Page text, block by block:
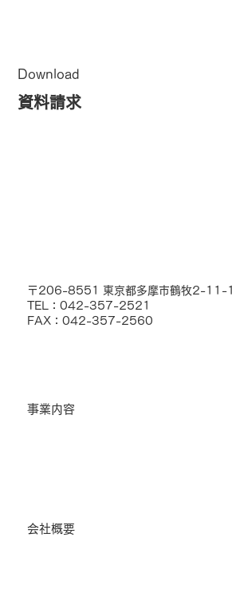
会社概要
事業内容
〒206-8551 東京都多摩市鶴牧2-11-1
TEL：042-357-2521
FAX：042-357-2560
Download
資料請求